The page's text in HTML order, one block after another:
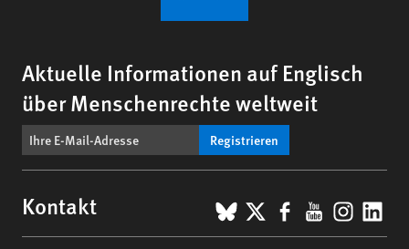
Aktuelle Informationen auf Englisch
über Menschenrechte weltweit
Registrieren
Kontakt BlueSky
X Facebook
YouTube